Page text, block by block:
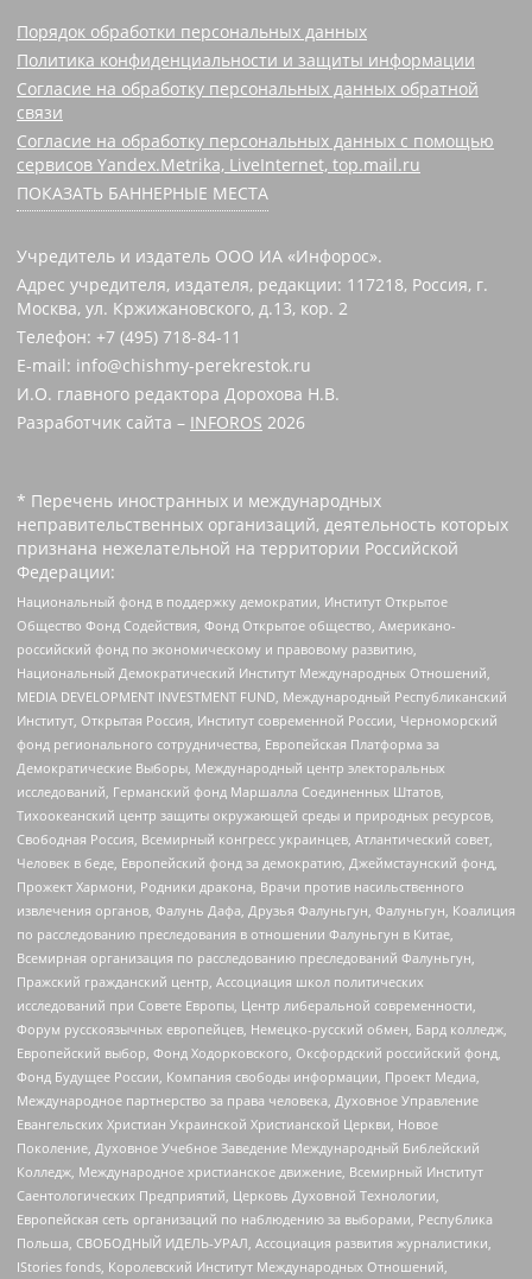
Порядок обработки персональных данных
Политика конфиденциальности и защиты информации
Согласие на обработку персональных данных обратной
связи
Согласие на обработку персональных данных с помощью
сервисов Yandex.Metrika, LiveInternet, top.mail.ru
ПОКАЗАТЬ БАННЕРНЫЕ МЕСТА
Учредитель и издатель ООО ИА «Инфорос».
Адрес учредителя, издателя, редакции: 117218, Россия, г.
Москва, ул. Кржижановского, д.13, кор. 2
Телефон: +7 (495) 718-84-11
E-mail: info@chishmy-perekrestok.ru
И.О. главного редактора Дорохова Н.В.
Разработчик сайта – INFOROS 2026
* Перечень иностранных и международных
неправительственных организаций, деятельность которых
признана нежелательной на территории Российской
Федерации:
Национальный фонд в поддержку демократии, Институт Открытое
Общество Фонд Содействия, Фонд Открытое общество, Американо-
российский фонд по экономическому и правовому развитию,
Национальный Демократический Институт Международных Отношений,
MEDIA DEVELOPMENT INVESTMENT FUND, Международный Республиканский
Институт, Открытая Россия, Институт современной России, Черноморский
фонд регионального сотрудничества, Европейская Платформа за
Демократические Выборы, Международный центр электоральных
исследований, Германский фонд Маршалла Соединенных Штатов,
Тихоокеанский центр защиты окружающей среды и природных ресурсов,
Свободная Россия, Всемирный конгресс украинцев, Атлантический совет,
Человек в беде, Европейский фонд за демократию, Джеймстаунский фонд,
Прожект Хармони, Родники дракона, Врачи против насильственного
извлечения органов, Фалунь Дафа, Друзья Фалуньгун, Фалуньгун, Коалиция
по расследованию преследования в отношении Фалуньгун в Китае,
Всемирная организация по расследованию преследований Фалуньгун,
Пражский гражданский центр, Ассоциация школ политических
исследований при Совете Европы, Центр либеральной современности,
Форум русскоязычных европейцев, Немецко-русский обмен, Бард колледж,
Европейский выбор, Фонд Ходорковского, Оксфордский российский фонд,
Фонд Будущее России, Компания свободы информации, Проект Медиа,
Международное партнерство за права человека, Духовное Управление
Евангельских Христиан Украинской Христианской Церкви, Новое
Поколение, Духовное Учебное Заведение Международный Библейский
Колледж, Международное христианское движение, Всемирный Институт
Саентологических Предприятий, Церковь Духовной Технологии,
Европейская сеть организаций по наблюдению за выборами, Республика
Польша, СВОБОДНЫЙ ИДЕЛЬ-УРАЛ, Ассоциация развития журналистики,
IStories fonds, Королевский Институт Международных Отношений,